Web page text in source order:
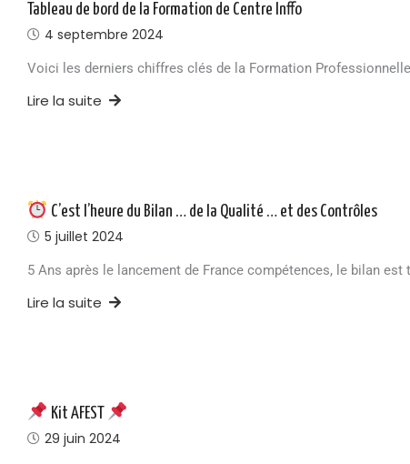
Tableau de bord de la Formation de Centre Inffo
4 septembre 2024
Voici les derniers chiffres clés de la Formation
Lire la suite
C’est l’heure du Bilan … de la Qualité … et des Contrôles
5 juillet 2024
5 Ans après le lancement de France compétences, le bilan
Lire la suite
Kit AFEST
29 juin 2024